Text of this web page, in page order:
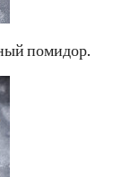
помидор.